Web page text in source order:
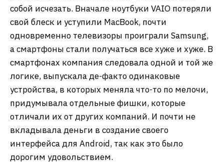
собой исчезать. Вначале ноутбуки VAIO потеряли
свой блеск и уступили MacBook, почти
одновременно телевизоры проиграли Samsung,
а смартфоны стали получаться все хуже и хуже. В
смартфонах компания следовала одной и той же
логике, выпускала де-факто одинаковые
устройства, в которых меняла что-то по мелочи,
придумывала отдельные фишки, которые
отличали их от других компаний. И почти не
вкладывала деньги в создание своего
интерфейса для Android, так как это было
дорогим удовольствием.